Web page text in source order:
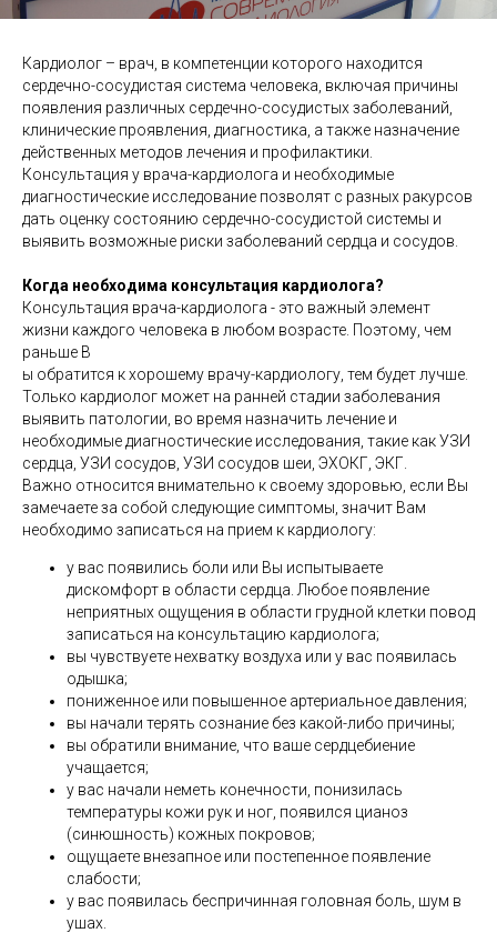
Кардиолог – врач, в компетенции которого находится
сердечно-сосудистая система человека, включая причины
появления различных сердечно-сосудистых заболеваний,
клинические проявления, диагностика, а также назначение
действенных методов лечения и профилактики.
Консультация у врача-кардиолога и необходимые
диагностические исследование позволят с разных ракурсов
дать оценку состоянию сердечно-сосудистой системы и
выявить возможные риски заболеваний сердца и сосудов.
Когда необходима консультация кардиолога?
Консультация врача-кардиолога - это важный элемент
жизни каждого человека в любом возрасте. Поэтому, чем
раньше В
ы обратится к хорошему врачу-кардиологу, тем будет лучше.
Только кардиолог может на ранней стадии заболевания
выявить патологии, во время назначить лечение и
необходимые диагностические исследования, такие как УЗИ
сердца, УЗИ сосудов, УЗИ сосудов шеи, ЭХОКГ, ЭКГ.
Важно относится внимательно к своему здоровью, если Вы
замечаете за собой следующие симптомы, значит Вам
необходимо записаться на прием к кардиологу:
у вас появились боли или Вы испытываете
дискомфорт в области сердца. Любое появление
неприятных ощущения в области грудной клетки повод
записаться на консультацию кардиолога;
вы чувствуете нехватку воздуха или у вас появилась
одышка;
пониженное или повышенное артериальное давления;
вы начали терять сознание без какой-либо причины;
вы обратили внимание, что ваше сердцебиение
учащается;
у вас начали неметь конечности, понизилась
температуры кожи рук и ног, появился цианоз
(синюшность) кожных покровов;
ощущаете внезапное или постепенное появление
слабости;
у вас появилась беспричинная головная боль, шум в
ушах.